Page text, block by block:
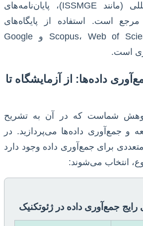
کنفرانس‌های بین‌المللی (مانند ISSMGE)، پایان‌نامه‌های
است. استفاده از پایگاه‌های
اطلاعاتی مانند Scopus، Web of Science و Google
داده‌ها: از آزمایشگاه تا
شماست که در آن به تشریح
و جمع‌آوری داده‌ها می‌پردازید. در
برای جمع‌آوری داده وجود دارد
انتخاب می‌شوند:
جمع‌آوری داده در ژئوتکنیک